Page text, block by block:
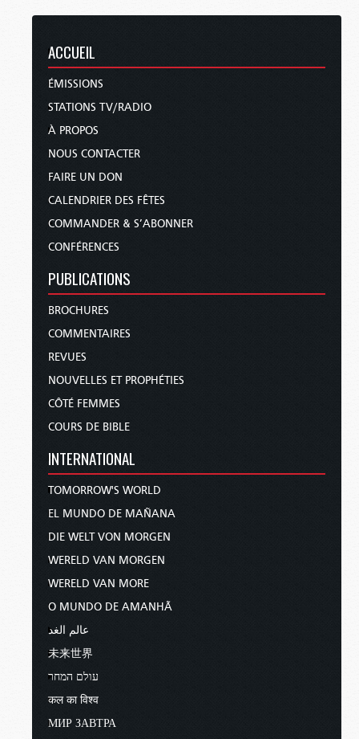
ACCUEIL
ÉMISSIONS
STATIONS TV/RADIO
À PROPOS
NOUS CONTACTER
FAIRE UN DON
CALENDRIER DES FÊTES
COMMANDER & S’ABONNER
CONFÉRENCES
PUBLICATIONS
BROCHURES
COMMENTAIRES
REVUES
NOUVELLES ET PROPHÉTIES
CÔTÉ FEMMES
COURS DE BIBLE
INTERNATIONAL
TOMORROW'S WORLD
EL MUNDO DE MAÑANA
DIE WELT VON MORGEN
WERELD VAN MORGEN
WERELD VAN MORE
O MUNDO DE AMANHÃ
عالم الغد
未来世界
עולם המחר
कल का विश्व
МИР ЗАВТРА